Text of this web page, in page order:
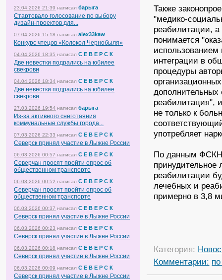
23.04.2026 21:39 написал барыга
Стартовало голосование по выбору
дизайн-проектов для...
07.04.2026 15:18 написал alex33kaw
Конкурс чтецов «Колокол Чернобыля»
04.04.2026 18:35 написал С Е В Е Р С К
Две невестки подрались на юбилее
свекрови
04.04.2026 18:34 написал С Е В Е Р С К
Две невестки подрались на юбилее
свекрови
27.03.2026 19:54 написал барыга
Из-за активного снеготаяния
коммунальные службы города...
07.03.2026 22:33 написал С Е В Е Р С К
Северск принял участие в Лыжне России
06.03.2026 00:57 написал С Е В Е Р С К
Северчан просят пройти опрос об
общественном транспорте
06.03.2026 00:52 написал С Е В Е Р С К
Северчан просят пройти опрос об
общественном транспорте
06.03.2026 00:37 написал С Е В Е Р С К
Северск принял участие в Лыжне России
06.03.2026 00:23 написал С Е В Е Р С К
Северск принял участие в Лыжне России
06.03.2026 00:18 написал С Е В Е Р С К
Северск принял участие в Лыжне России
06.03.2026 00:09 написал С Е В Е Р С К
Северск принял участие в Лыжне России
Также
"медико-
реабилитации,
понимается
интеграции в
процедуры
реабилитация",
не только к
употребляет
По данным ФСКН,
принудительное
реабилитации
лечебных и
примерно в 3,8
Категория:
Комментарии: